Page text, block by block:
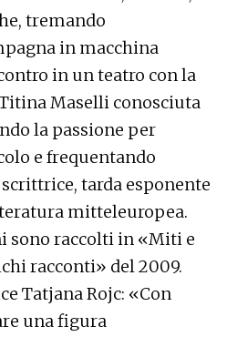
tremando
in macchina
in un teatro con la
Maselli conosciuta
la passione per
e frequentando
tarda esponente
mitteleuropea.
sono raccolti in «Miti e
racconti» del 2009.
Tatjana Rojc: «Con
una figura